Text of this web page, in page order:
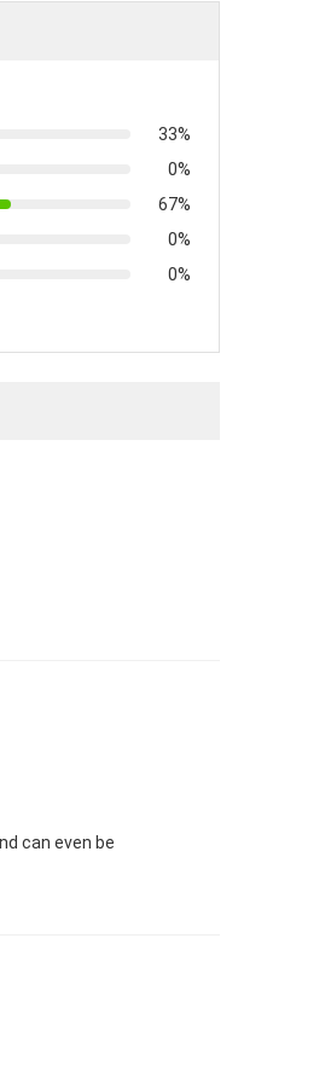
33%
0%
67%
0%
0%
can even be